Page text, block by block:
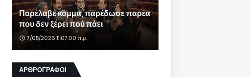
Παρέλαβε κόμμα, παρέδωσε παρέα
που δεν ξέρει πού πάει
7/05/2026 11:07:00 π.μ.
ΑΡΘΡΟΓΡΑΦΟΙ